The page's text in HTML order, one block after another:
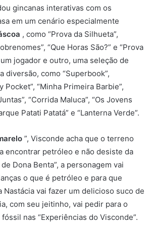
gincanas interativas com os
em um cenário especialmente
, como “Prova da Silhueta”,
“Que Horas São?” e “Prova
jogador e outro, uma seleção de
diversão, como “Superbook”,
Pocket”, “Minha Primeira Barbie”,
“Corrida Maluca”, “Os Jovens
Patati Patatá” e “Lanterna Verde”.
”, Visconde acha que o terreno
encontrar petróleo e não desiste da
Dona Benta”, a personagem vai
o que é petróleo e para que
Nastácia vai fazer um delicioso suco de
com seu jeitinho, vai pedir para o
nas “Experiências do Visconde”.